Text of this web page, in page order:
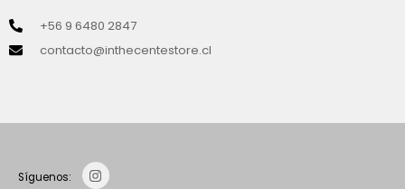
+56 9 6480 2847
contacto@inthecentestore.cl
Síguenos: